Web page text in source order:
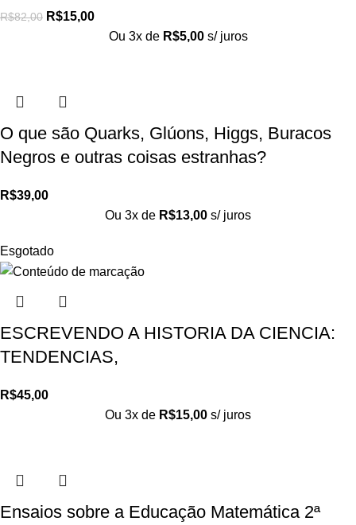
R$82,00 R$15,00
Ou 3x de R$5,00 s/ juros
O que são Quarks, Glúons, Higgs, Buracos
Negros e outras coisas estranhas?
R$39,00
Ou 3x de R$13,00 s/ juros
Esgotado
ESCREVENDO A HISTORIA DA CIENCIA:
TENDENCIAS,
R$45,00
Ou 3x de R$15,00 s/ juros
Ensaios sobre a Educação Matemática 2ª